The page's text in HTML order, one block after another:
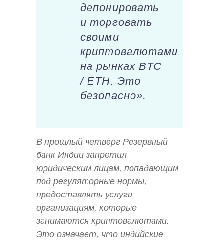
депонировать
и торговать
своими
криптовалютами
на рынках BTC
/ ETH. Это
безопасно».
В прошлый четверг Резервный
банк Индии запретил
юридическим лицам, попадающим
под регуляторные нормы,
предоставлять услуги
организациям, которые
занимаются криптовалютами.
Это означает, что индийские